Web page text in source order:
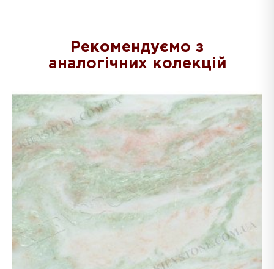
Рекомендуємо з
аналогічних колекцій